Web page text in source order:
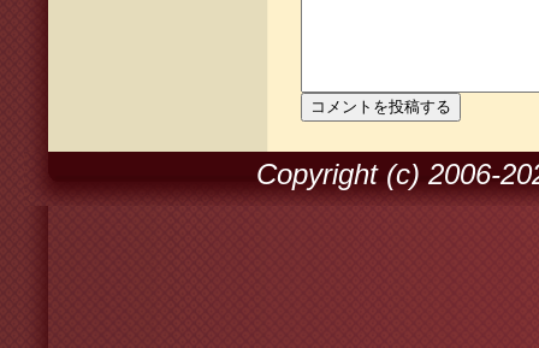
Copyright (c) 2006-